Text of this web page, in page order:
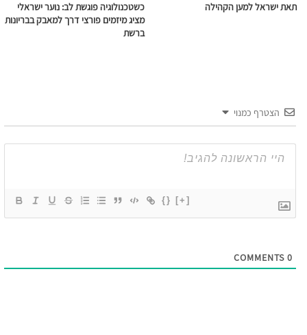
תאת ישראל למען הקהילה
כשטכנולוגיה פוגשת לב: נוער ישראלי
מציג מיזמים פורצי דרך למאבק בבריונות
ברשת
הצטרף כמנוי
{} [+]
0